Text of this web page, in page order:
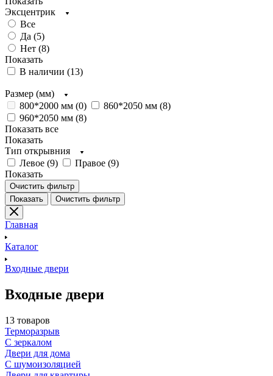
Эксцентрик
Все
Да (5)
Нет (8)
Показать
В наличии (13)
Размер (мм)
800*2000 мм (0) 860*2050 мм (8)
960*2050 мм (8)
Показать все
Показать
Тип открывния
Левое (9) Правое (9)
Показать
Очистить фильтр
Показать
Очистить фильтр
Главная
Каталог
Входные двери
Входные двери
13 товаров
Терморазрыв
С зеркалом
Двери для дома
С шумоизоляцией